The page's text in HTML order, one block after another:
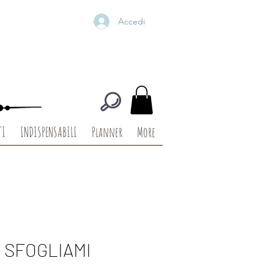
Accedi
INDISPENSABILI Planner More